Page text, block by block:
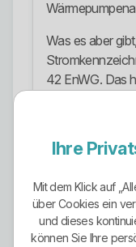
Was es aber
42 EnWG. Das
erkennbar auf
Ökostromtarif
spricht, macht
Ihre
Mit dem Klick auf
über Cookies ein
und dieses
können Sie Ihre